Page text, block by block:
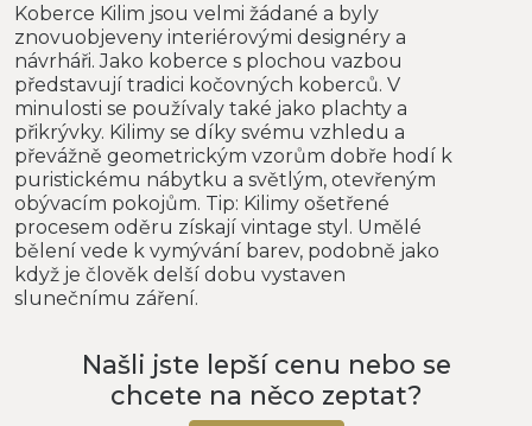
Koberce Kilim jsou velmi žádané a byly
znovuobjeveny interiérovými designéry a
návrháři. Jako koberce s plochou vazbou
představují tradici kočovných koberců. V
minulosti se používaly také jako plachty a
přikrývky. Kilimy se díky svému vzhledu a
převážně geometrickým vzorům dobře hodí k
puristickému nábytku a světlým, otevřeným
obývacím pokojům. Tip: Kilimy ošetřené
procesem oděru získají vintage styl. Umělé
bělení vede k vymývání barev, podobně jako
když je člověk delší dobu vystaven
slunečnímu záření.
Našli jste lepší cenu nebo se
chcete na něco zeptat?